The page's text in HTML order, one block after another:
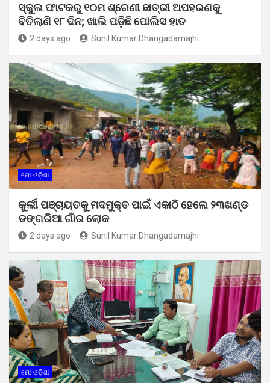
ସ୍କୁଲ ଫାଟକରୁ ୧୦ମ ଶ୍ରେଣୀ ଛାତ୍ରୀ ଅପହରଣକୁ
ବିତିଲାଣି ୧୮ ଦିନ; ଖାଲି ପଡ଼ିଛି ପୋଲିସ ହାତ
2 days ago Sunil Kumar Dhangadamajhi
ମୋ ଓଡ଼ିଶା
କୁର୍ଲୀ ପଞ୍ଚାୟତକୁ ମଦମୁକ୍ତ ପାଇଁ ଏକାଠି ହେଲେ ୨୩ଖଣ୍ଡ
ଡଙ୍ଗରିଆ ଗାଁର ଲୋକ
2 days ago Sunil Kumar Dhangadamajhi
ମୋ ଓଡ଼ିଶା